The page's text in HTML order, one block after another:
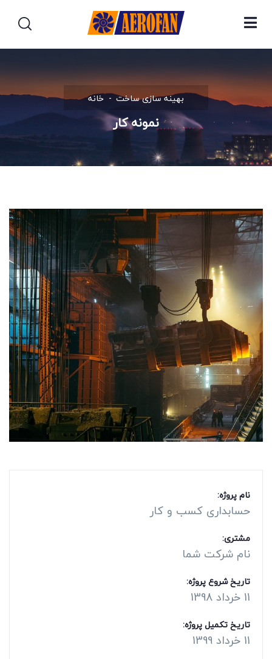
خانه بهینه سازی ساخت
نمونه کار
نام پروژه:
حسابداری کسب و کار
مشتری:
نام شرکت شما
تاریخ شروع پروژه:
11 خرداد 1398
تاریخ تکمیل پروژه:
11 خرداد 1399